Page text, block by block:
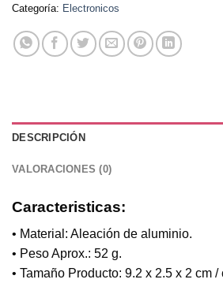
Categoría: Electronicos
DESCRIPCIÓN
VALORACIONES (0)
Caracteristicas:
• Material: Aleación de aluminio.
• Peso Aprox.: 52 g.
• Tamaño Producto: 9.2 x 2.5 x 2 cm